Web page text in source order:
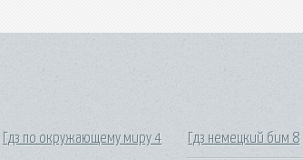
Гдз по окружающему миру 4
Гдз немецкий бим 8